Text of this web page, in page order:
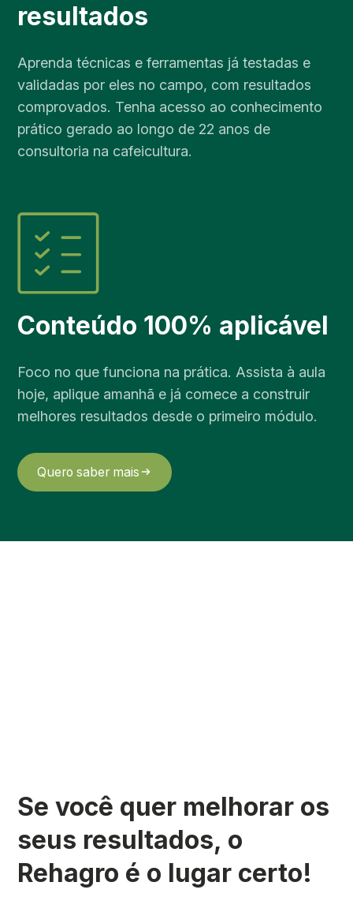
resultados
Aprenda técnicas e ferramentas já testadas e
validadas por eles no campo, com resultados
comprovados. Tenha acesso ao conhecimento
prático gerado ao longo de 22 anos de
consultoria na cafeicultura.
Conteúdo 100% aplicável
Foco no que funciona na prática. Assista à aula
hoje, aplique amanhã e já comece a construir
melhores resultados desde o primeiro módulo.
Quero saber mais
Se você quer melhorar os
seus resultados, o
Rehagro é o lugar certo!